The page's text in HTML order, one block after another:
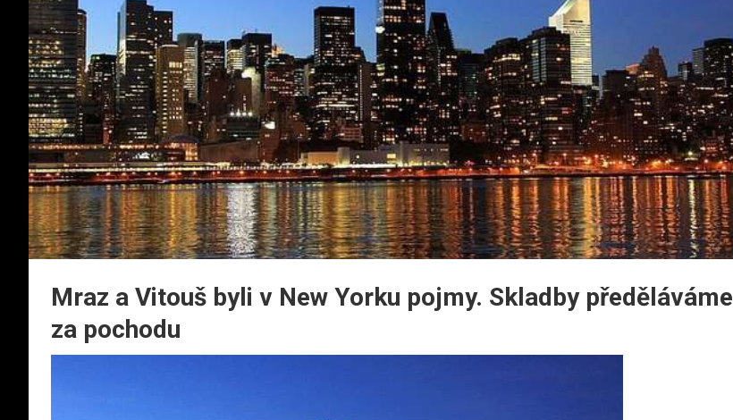
Mraz a Vitouš byli v New Yorku pojmy. Skladby předěláváme
za pochodu